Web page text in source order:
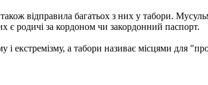
відправила багатьох з них у табори.
є родичі за кордоном чи закордонний паспорт.
екстремізму, а табори називає місцями для